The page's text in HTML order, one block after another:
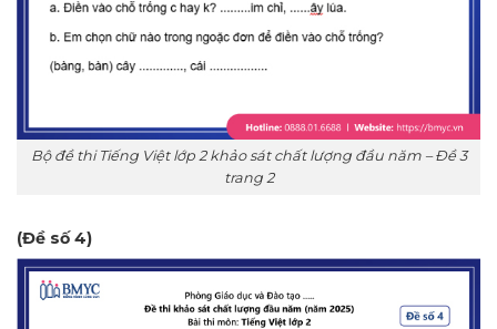
Bộ đề thi Tiếng Việt lớp 2 khảo sát chất lượng đầu năm – Đề 3
trang 2
(Đề số 4)